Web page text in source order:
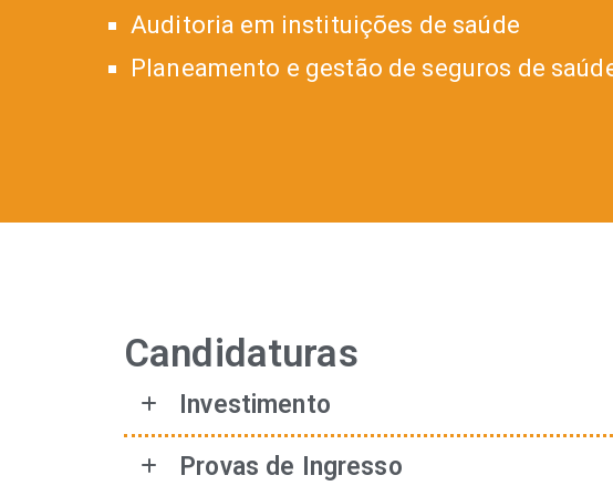
Auditoria em instituições de saúde
Planeamento e gestão de seguros de
Candidaturas
Investimento
Provas de Ingresso